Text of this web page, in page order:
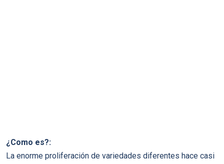
¿Como es?:
La enorme proliferación de variedades diferentes hace casi